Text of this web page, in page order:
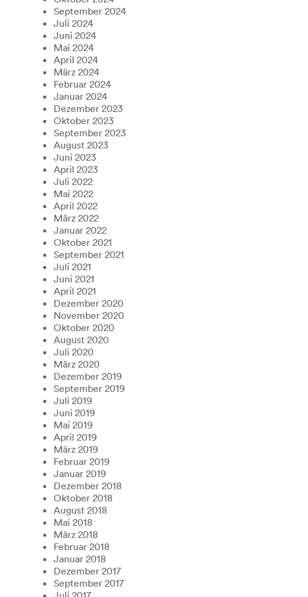
September 2024
Juli 2024
Juni 2024
Mai 2024
April 2024
März 2024
Februar 2024
Januar 2024
Dezember 2023
Oktober 2023
September 2023
August 2023
Juni 2023
April 2023
Juli 2022
Mai 2022
April 2022
März 2022
Januar 2022
Oktober 2021
September 2021
Juli 2021
Juni 2021
April 2021
Dezember 2020
November 2020
Oktober 2020
August 2020
Juli 2020
März 2020
Dezember 2019
September 2019
Juli 2019
Juni 2019
Mai 2019
April 2019
März 2019
Februar 2019
Januar 2019
Dezember 2018
Oktober 2018
August 2018
Mai 2018
März 2018
Februar 2018
Januar 2018
Dezember 2017
September 2017